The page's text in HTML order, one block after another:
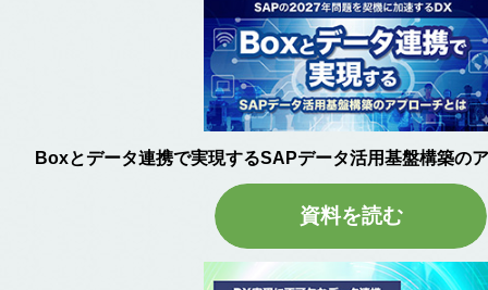
Boxとデータ連携で実現するSAPデータ活用基盤構築の
資料を読む